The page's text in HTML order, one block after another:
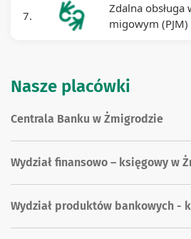
7.
Zdalna
migowym (PJM)
Nasze placówki
Centrala Banku w Żmigrodzie
Wydział finansowo – księgowy w
Wydział produktów bankowych -